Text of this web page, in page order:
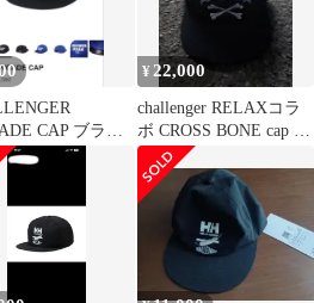
CAP ブラッ
¥ 22,000
challenger RELAXコラ
ボ CROSS BONE cap キ
ャップ